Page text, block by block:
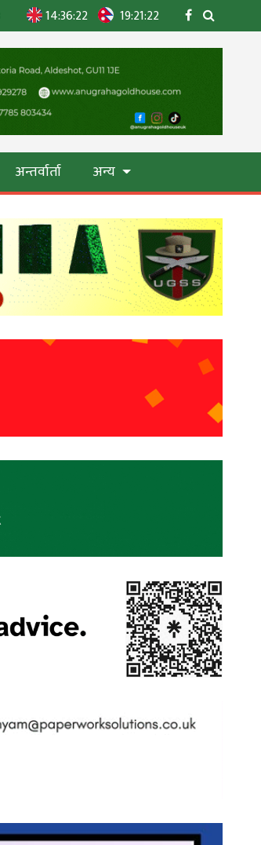
14:36:23 19:21:23
अन्तर्वार्ता अन्य